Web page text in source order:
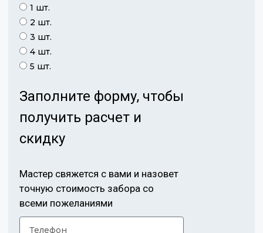
1 шт.
2 шт.
3 шт.
4 шт.
5 шт.
Заполните форму, чтобы
получить расчет и
скидку
Мастер свяжется с вами и назовет
точную стоимость забора со
всеми пожеланиями